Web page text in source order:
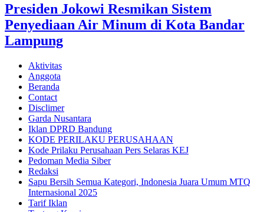
Presiden Jokowi Resmikan Sistem
Penyediaan Air Minum di Kota Bandar
Lampung
Aktivitas
Anggota
Beranda
Contact
Disclimer
Garda Nusantara
Iklan DPRD Bandung
KODE PERILAKU PERUSAHAAN
Kode Prilaku Perusahaan Pers Selaras KEJ
Pedoman Media Siber
Redaksi
Sapu Bersih Semua Kategori, Indonesia Juara Umum MTQ
Internasional 2025
Tarif Iklan